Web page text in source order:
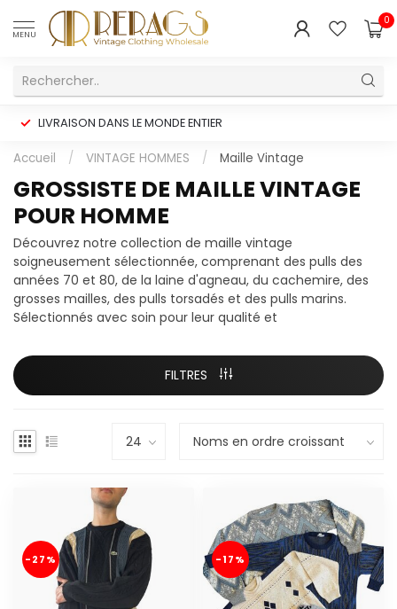
MENU
0
LIVRAISON DANS LE MONDE ENTIER
Accueil / VINTAGE HOMMES / Maille Vintage
GROSSISTE DE MAILLE VINTAGE
POUR HOMME
Découvrez notre collection de maille vintage
soigneusement sélectionnée, comprenant des pulls des
années 70 et 80, de la laine d'agneau, du cachemire, des
grosses mailles, des pulls torsadés et des pulls marins.
Sélectionnés avec soin pour leur qualité et
FILTRES
-27% -17%